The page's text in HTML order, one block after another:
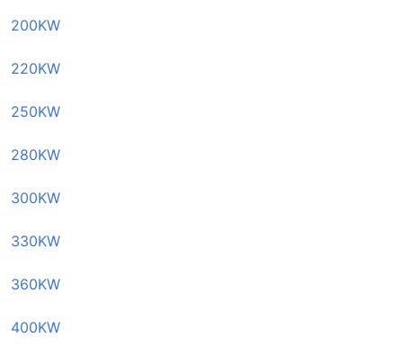
200KW
220KW
250KW
280KW
300KW
330KW
360KW
400KW